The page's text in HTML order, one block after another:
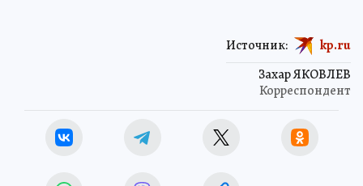
Захар ЯКОВЛЕВ
Корреспондент
Источник: kp.ru